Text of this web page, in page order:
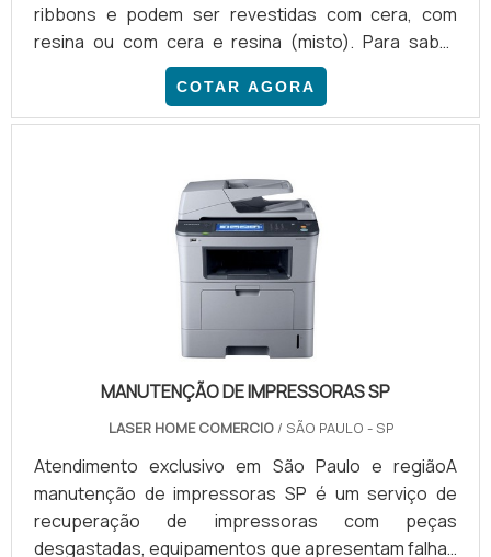
ribbons e podem ser revestidas com cera, com
resina ou com cera e resina (misto). Para saber
mais, entre em contato com a QBCim e aproveite
para solicitar um orçamento.
COTAR AGORA
MANUTENÇÃO DE IMPRESSORAS SP
LASER HOME COMERCIO/ SÃO PAULO - SP
Atendimento exclusivo em São Paulo e regiãoA
manutenção de impressoras SP é um serviço de
recuperação de impressoras com peças
desgastadas, equipamentos que apresentam falhas